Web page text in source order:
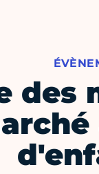
des